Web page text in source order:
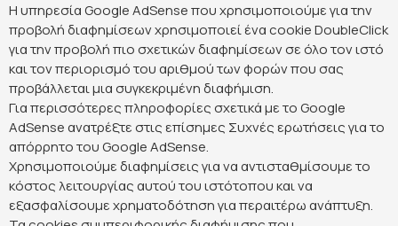
Η υπηρεσία Google AdSense που χρησιμοποιούμε για την
προβολή διαφημίσεων χρησιμοποιεί ένα cookie DoubleClick
για την προβολή πιο σχετικών διαφημίσεων σε όλο τον ιστό
και τον περιορισμό του αριθμού των φορών που σας
προβάλλεται μια συγκεκριμένη διαφήμιση.
Για περισσότερες πληροφορίες σχετικά με το Google
AdSense ανατρέξτε στις επίσημες Συχνές ερωτήσεις για το
απόρρητο του Google AdSense.
Χρησιμοποιούμε διαφημίσεις για να αντισταθμίσουμε το
κόστος λειτουργίας αυτού του ιστότοπου και να
εξασφαλίσουμε χρηματοδότηση για περαιτέρω ανάπτυξη.